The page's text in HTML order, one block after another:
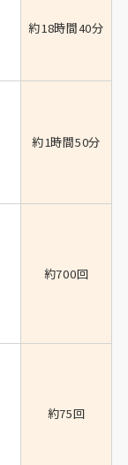
約18時間40分
約1時間50分
約700回
約75回